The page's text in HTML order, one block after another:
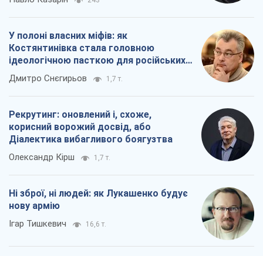
У полоні власних міфів: як
Костянтинівка стала головною
ідеологічною пасткою для російських
окупантів
Дмитро Снєгирьов 1,7 т.
Рекрутинг: оновлений і, схоже,
корисний ворожий досвід, або
Діалектика вибагливого боягузтва
Олександр Кірш 1,7 т.
Ні зброї, ні людей: як Лукашенко будує
нову армію
Ігар Тишкевич 16,6 т.